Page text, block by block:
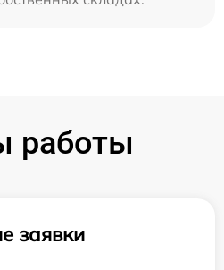
работы
заявки